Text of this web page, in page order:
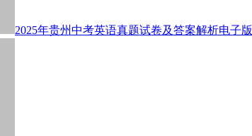
2025年贵州中考英语真题试卷及答案解析电子版